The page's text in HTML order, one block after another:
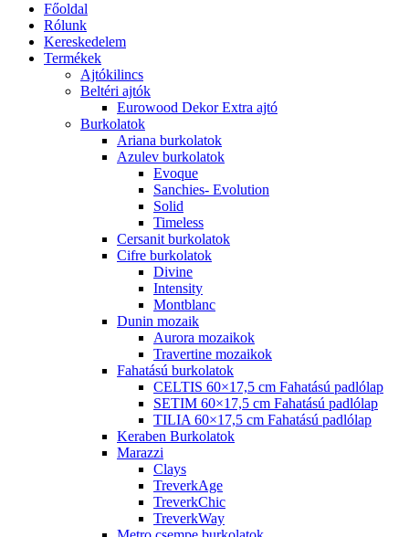
Főoldal
Rólunk
Kereskedelem
Termékek
Ajtókilincs
Beltéri ajtók
Eurowood Dekor Extra ajtó
Burkolatok
Ariana burkolatok
Azulev burkolatok
Evoque
Sanchies- Evolution
Solid
Timeless
Cersanit burkolatok
Cifre burkolatok
Divine
Intensity
Montblanc
Dunin mozaik
Aurora mozaikok
Travertine mozaikok
Fahatású burkolatok
CELTIS 60×17,5 cm Fahatású padlólap
SETIM 60×17,5 cm Fahatású padlólap
TILIA 60×17,5 cm Fahatású padlólap
Keraben Burkolatok
Marazzi
Clays
TreverkAge
TreverkChic
TreverkWay